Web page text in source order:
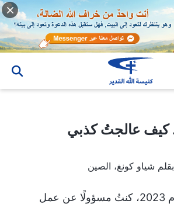
بقلم شياو كونغ، الصين
في ديسمبر من عام 2023، كنتُ مسؤولًا عن عمل